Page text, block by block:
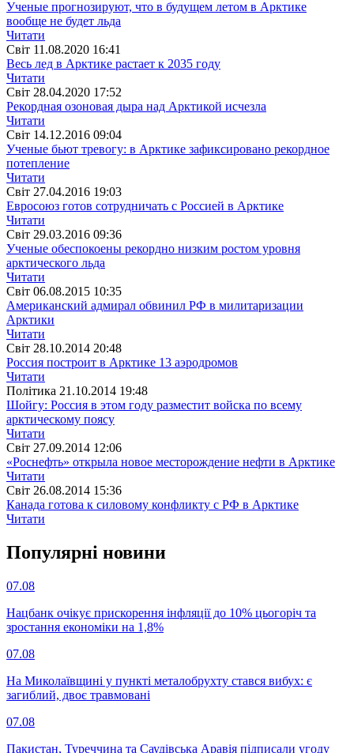
Ученые прогнозируют, что в будущем летом в Арктике
вообще не будет льда
Читати
Свiт 11.08.2020 16:41
Весь лед в Арктике растает к 2035 году
Читати
Свiт 28.04.2020 17:52
Рекордная озоновая дыра над Арктикой исчезла
Читати
Свiт 14.12.2016 09:04
Ученые бьют тревогу: в Арктике зафиксировано рекордное
потепление
Читати
Свiт 27.04.2016 19:03
Евросоюз готов сотрудничать с Россией в Арктике
Читати
Свiт 29.03.2016 09:36
Ученые обеспокоены рекордно низким ростом уровня
арктического льда
Читати
Свiт 06.08.2015 10:35
Американский адмирал обвинил РФ в милитаризации
Арктики
Читати
Свiт 28.10.2014 20:48
Россия построит в Арктике 13 аэродромов
Читати
Полiтика 21.10.2014 19:48
Шойгу: Россия в этом году разместит войска по всему
арктическому поясу
Читати
Свiт 27.09.2014 12:06
«Роснефть» открыла новое месторождение нефти в Арктике
Читати
Свiт 26.08.2014 15:36
Канада готова к силовому конфликту с РФ в Арктике
Читати
Популярнi новини
07.08
Нацбанк очікує прискорення інфляції до 10% цьогоріч та
зростання економіки на 1,8%
07.08
На Миколаївщині у пункті металобрухту стався вибух: є
загиблий, двоє травмовані
07.08
Пакистан, Туреччина та Саудівська Аравія підписали угоду